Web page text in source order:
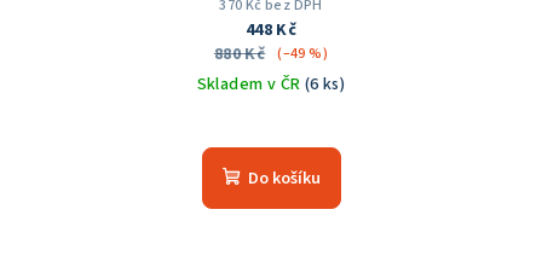
370 Kč bez DPH
448 Kč
880 Kč (–49 %)
Skladem v ČR (6 ks)
hodnocení
produktu
Do košíku